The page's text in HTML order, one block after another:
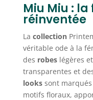
Miu Miu :
réinventée
La collection
véritable ode à la
des robeslégères
transparentes et
lookssont marqués
motifs floraux,